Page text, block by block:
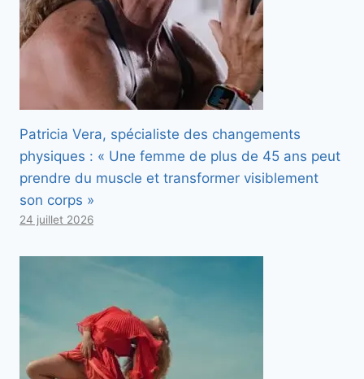
Patricia Vera, spécialiste des changements
physiques : « Une femme de plus de 45 ans peut
prendre du muscle et transformer visiblement
son corps »
24 juillet 2026